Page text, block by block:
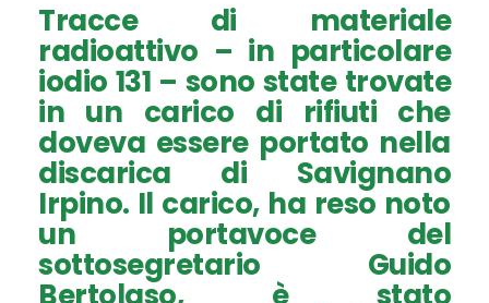
Tracce di materiale
radioattivo – in particolare
iodio 131 – sono state trovate
in un carico di rifiuti che
doveva essere portato nella
discarica di Savignano
Irpino. Il carico, ha reso noto
un portavoce del
sottosegretario Guido